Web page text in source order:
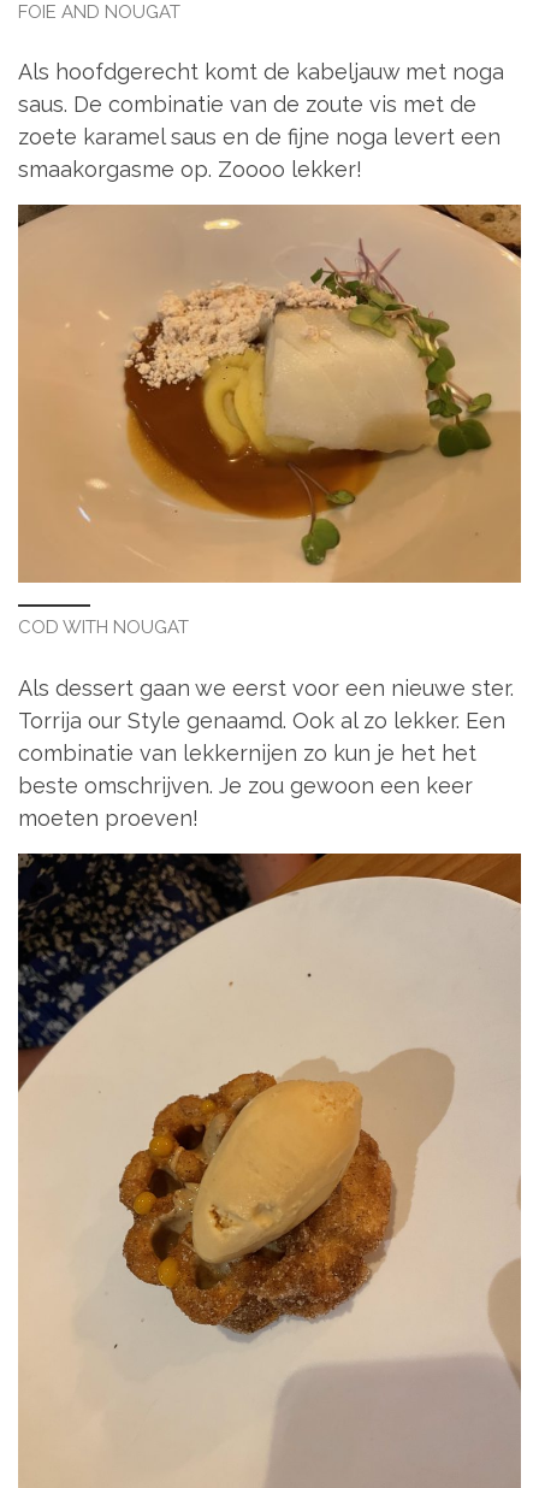
FOIE AND NOUGAT
Als hoofdgerecht komt de kabeljauw met noga
saus. De combinatie van de zoute vis met de
zoete karamel saus en de fijne noga levert een
smaakorgasme op. Zoooo lekker!
COD WITH NOUGAT
Als dessert gaan we eerst voor een nieuwe ster.
Torrija our Style genaamd. Ook al zo lekker. Een
combinatie van lekkernijen zo kun je het het
beste omschrijven. Je zou gewoon een keer
moeten proeven!